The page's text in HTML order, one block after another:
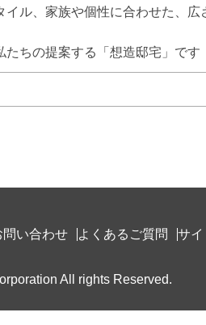
ル、家族や個性に合わせた、
ちの提案する「想造邸宅」です
問い合わせ よくあるご質問 サ
All rights Reserved.